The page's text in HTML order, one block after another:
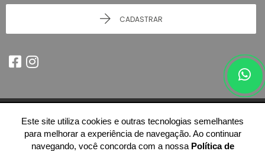
CADASTRAR
© 2026 - Imobiliária Artefatto Imóveis - Franca/SP -51.614.978/0001-84
-Todos os Direitos Reservados.
Este site utiliza cookies e outras tecnologias semelhantes
para melhorar a experiência de navegação. Ao continuar
navegando, você concorda com a nossa Política de